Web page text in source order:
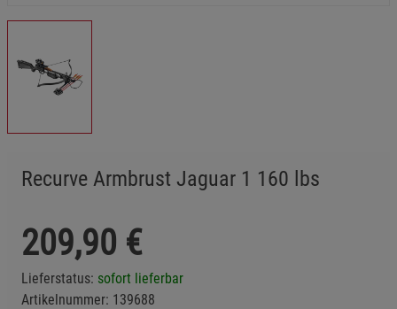
Recurve Armbrust Jaguar 1 160 lbs
209,90 €
Lieferstatus: sofort lieferbar
Artikelnummer: 139688